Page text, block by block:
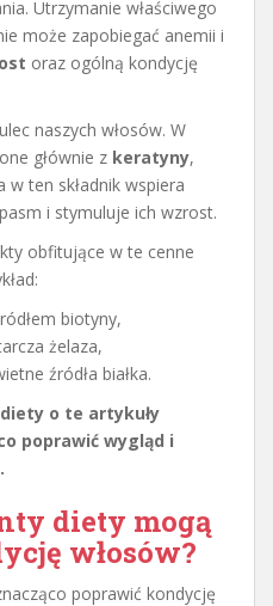
Utrzymanie właściwego
może zapobiegać anemii i
oraz ogólną kondycję
naszych włosów. W
głównie z keratyny,
w ten składnik wspiera
i stymuluje ich wzrost.
obfitujące w te cenne
biotyny,
żelaza,
źródła białka.
o te artykuły
poprawić wygląd i
diety mogą
włosów?
poprawić kondycję